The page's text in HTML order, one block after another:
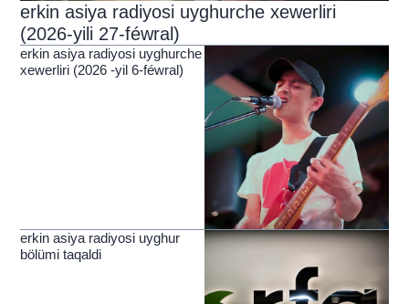
erkin asiya radiyosi uyghurche xewerliri
(2026-yili 27-féwral)
erkin asiya radiyosi uyghurche
xewerliri (2026 -yil 6-féwral)
erkin asiya radiyosi uyghur
bölümi taqaldi